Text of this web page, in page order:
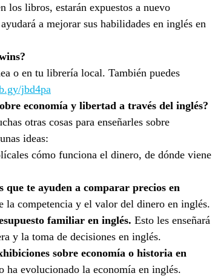
los libros, estarán expuestos a nuevo
a mejorar sus habilidades en inglés en
o en tu librería local. También puedes
jbd4pa
economía y libertad a través del inglés?
otras cosas para enseñarles sobre
ideas:
cómo funciona el dinero, de dónde viene
que te ayuden a comparar precios en
la competencia y el valor del dinero en inglés.
familiar en inglés. Esto les enseñará
y la toma de decisiones en inglés.
sobre economía o historia en
ha evolucionado la economía en inglés.